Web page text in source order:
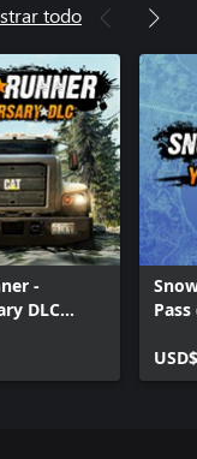
todo
-
DLC